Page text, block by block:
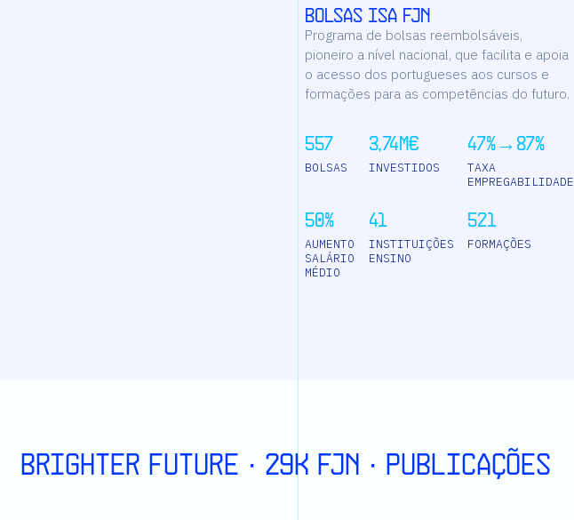
Bolsas ISA FJN
Programa de bolsas reembolsáveis,
pioneiro a nível nacional, que facilita e apoia
o acesso dos portugueses aos cursos e
formações para as competências do futuro.
557
BOLSAS
3,74M€
INVESTIDOS
47%→87%
TAXA
EMPREGABILIDADE
50%
AUMENTO
SALÁRIO
MÉDIO
41
INSTITUIÇÕES
ENSINO
521
FORMAÇÕES
BRIGHTER FUTURE · 29K FJN · PUBLICAções